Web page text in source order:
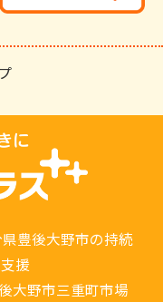
豊後大野市の持続
援
大野市三重町市場